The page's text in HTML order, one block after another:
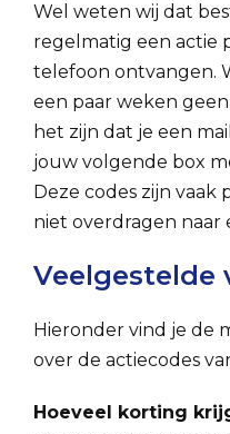
Wel weten wij dat
regelmatig een actie
telefoon ontvangen.
een paar weken
het zijn dat je een
jouw volgende box
Deze codes zijn vaak
niet overdragen naar
Veelgestelde
Hieronder vind je de
over de actiecodes
Hoeveel korting